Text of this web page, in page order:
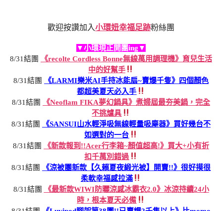
歡迎按讚加入小環妞幸福足跡粉絲團
▼小環現正開團ing▼
8/31結團
《recolte Cordless Bonne無線萬用調理機》育兒生活
中的好幫手
8/31結團
《LARMI樂米AI手持冰能扇~賣爆千隻》四個顏色
都超美夏天必入手
8/31結團
《Neoflam FIKA夢幻鍋具》煮婦屆最夯美鍋，完全
不挑爐具
8/31結團
《SANSUI山水輕淨吸無線輕量吸塵器》買好幾台不
如選對的一台
8/31結團
《新款報到!!Acer行李箱~顏值超高!》買大+小有折
扣千萬別錯過
8/31結團
《涼被團新款【久賴夏夜緞光被】開賣!!》很好摸很
柔軟幸福感拉滿
8/31結團
《最新款WIWI防曬涼感冰霸衣2.0》冰涼持續24小
時，根本夏天必備